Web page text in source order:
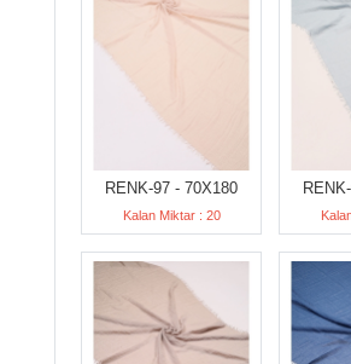
RENK-97 - 70X180
Kalan Miktar : 20